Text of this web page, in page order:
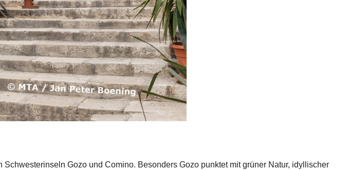
Gozo und Comino. Besonders Gozo punktet mit grüner Natur, idyllischer